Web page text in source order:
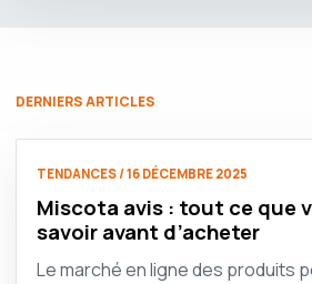
DERNIERS ARTICLES
TENDANCES / 16 DÉCEMBRE 2025
Miscota avis : tout ce que
savoir avant d’acheter
Le marché en ligne des produits